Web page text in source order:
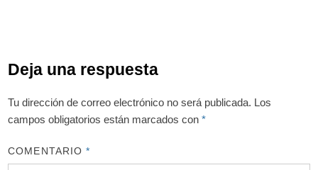
Deja una respuesta
Tu dirección de correo electrónico no será publicada. Los
campos obligatorios están marcados con*
COMENTARIO*